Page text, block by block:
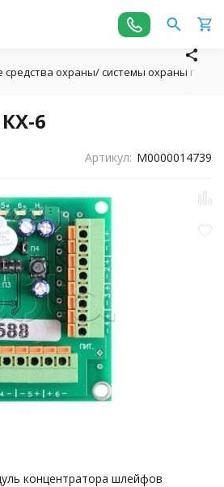
средства охраны/ системы охраны
6
Артикул: М0000014739
концентратора шлейфов